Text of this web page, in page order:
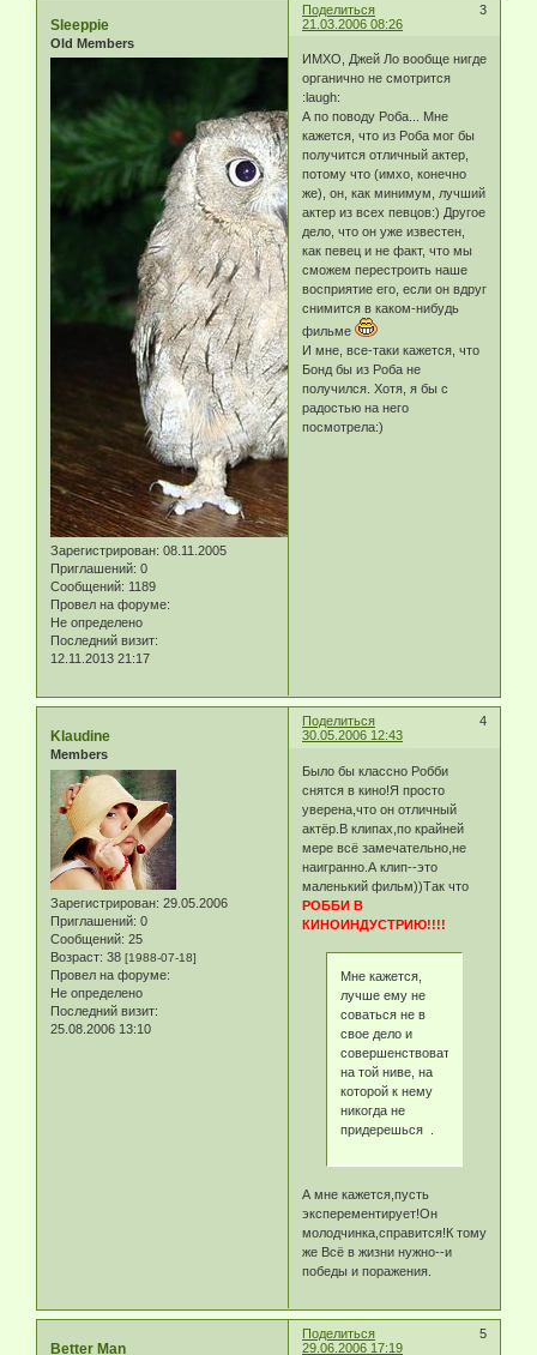
Поделиться
3
21.03.2006 08:26
Sleeppie
Old Members
Зарегистрирован: 08.11.2005
Приглашений: 0
Сообщений: 1189
Провел на форуме:
Не определено
Последний визит:
12.11.2013 21:17
ИМХО, Джей Ло вообще нигде
органично не смотрится
:laugh:
А по поводу Роба... Мне
кажется, что из Роба мог бы
получится отличный актер,
потому что (имхо, конечно
же), он, как минимум, лучший
актер из всех певцов:) Другое
дело, что он уже известен,
как певец и не факт, что мы
сможем перестроить наше
восприятие его, если он вдруг
снимится в каком-нибудь
фильме
И мне, все-таки кажется, что
Бонд бы из Роба не
получился. Хотя, я бы с
радостью на него
посмотрела:)
Поделиться
4
30.05.2006 12:43
Klaudine
Members
Зарегистрирован: 29.05.2006
Приглашений: 0
Сообщений: 25
Возраст: 38 [1988-07-18]
Провел на форуме:
Не определено
Последний визит:
25.08.2006 13:10
Было бы классно Робби
снятся в кино!Я просто
уверена,что он отличный
актёр.В клипах,по крайней
мере всё замечательно,не
наигранно.А клип--это
маленький фильм))Так что
РОББИ В
КИНОИНДУСТРИЮ!!!!
Мне кажется,
лучше ему не
соваться не в
свое дело и
совершенствоваться
на той ниве, на
которой к нему
никогда не
придерешься .
А мне кажется,пусть
эксперементирует!Он
молодчинка,справится!К тому
же Всё в жизни нужно--и
победы и поражения.
Поделиться
5
29.06.2006 17:19
Better Man